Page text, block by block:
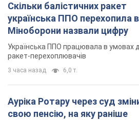
Скільки балістичних ракет
українська ППО перехопила в
Міноборони назвали цифру
Українська ППО працювала в умовах
ракет-перехоплювачів
3 часа назад 6,0 т.
Ауріка Ротару через суд
свою пенсію, на яку раніше